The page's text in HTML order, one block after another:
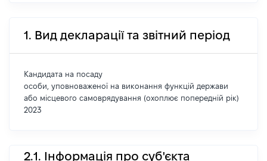
1. Вид декларації та звітний період
Кандидата на посаду
особи, уповноваженої на виконання функцій держави
або місцевого самоврядування (охоплює попередній рік)
2023
2.1. Інформація про суб'єкта